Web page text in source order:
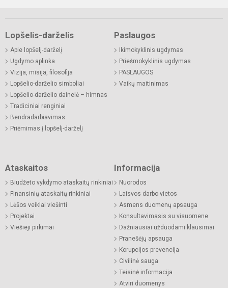
Lopšelis-darželis
Apie lopšelį-darželį
Ugdymo aplinka
Vizija, misija, filosofija
Lopšelio-darželio simboliai
Lopšelio-darželio dainelė – himnas
Tradiciniai renginiai
Bendradarbiavimas
Priėmimas į lopšelį-darželį
Paslaugos
Ikimokyklinis ugdymas
Priešmokyklinis ugdymas
PASLAUGOS
Vaikų maitinimas
Ataskaitos
Biudžeto vykdymo ataskaitų rinkiniai
Finansinių ataskaitų rinkiniai
Lėšos veiklai viešinti
Projektai
Viešieji pirkimai
Informacija
Nuorodos
Laisvos darbo vietos
Asmens duomenų apsauga
Konsultavimasis su visuomene
Dažniausiai užduodami klausimai
Pranešėjų apsauga
Korupcijos prevencija
Civilinė sauga
Teisinė informacija
Atviri duomenys